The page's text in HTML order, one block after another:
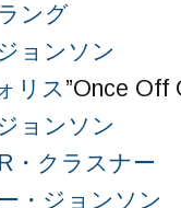
ング
ョンソン
リス”Once Off
ョンソン
・クラスナー
・ジョンソン